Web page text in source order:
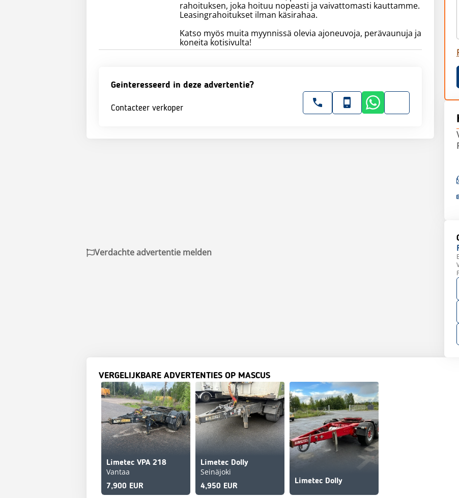
rahoituksen, joka hoituu nopeasti ja vaivattomasti kauttamme.
Leasingrahoitukset ilman käsirahaa.
Katso myös muita myynnissä olevia ajoneuvoja, perävaunuja ja
koneita kotisivulta!
Geinteresseerd in deze advertentie?
Contacteer verkoper
Verdachte advertentie melden
VERGELIJKBARE ADVERTENTIES OP MASCUS
Limetec VPA 218
Vantaa
7,900 EUR
Limetec Dolly
Seinäjoki
4,950 EUR
Limetec Dolly